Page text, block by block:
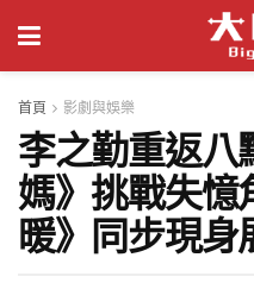
首頁 影劇與娛樂
李之勤重返八
媽》挑戰失憶
暖》同步現身